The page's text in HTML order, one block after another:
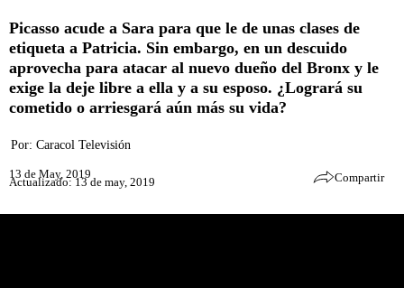
Picasso acude a Sara para que le de unas clases de
etiqueta a Patricia. Sin embargo, en un descuido
aprovecha para atacar al nuevo dueño del Bronx y le
exige la deje libre a ella y a su esposo. ¿Logrará su
cometido o arriesgará aún más su vida?
Por: Caracol Televisión
13 de May, 2019
Actualizado: 13 de may, 2019 Compartir